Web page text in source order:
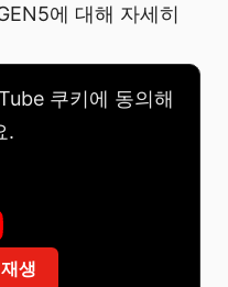
에 대해 자세히
쿠키에 동의해
.
생